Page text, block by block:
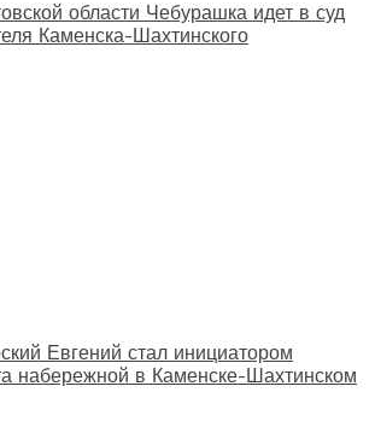
области Чебурашка идет в суд
Каменска-Шахтинского
Евгений стал инициатором
набережной в Каменске-Шахтинском